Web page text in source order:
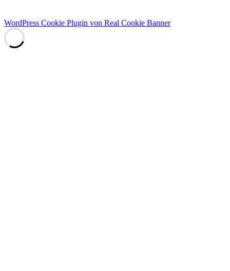
WordPress Cookie Plugin von Real Cookie Banner